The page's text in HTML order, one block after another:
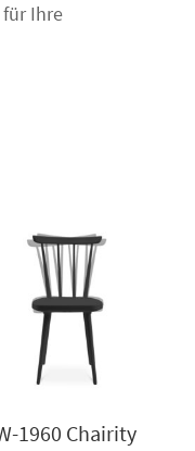
Ihre
1960 Chairity